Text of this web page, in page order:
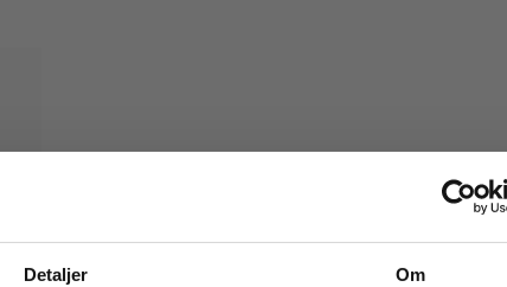
Detaljer Om